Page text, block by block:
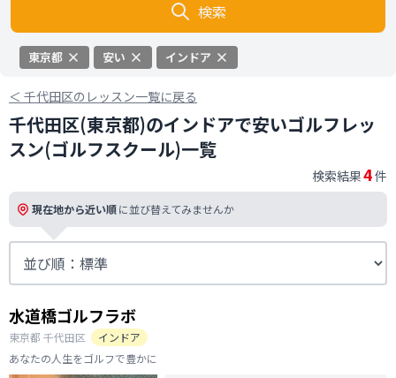
検索
東京都 安い インドア
＜ 千代田区のレッスン一覧に戻る
千代田区(東京都)のインドアで安いゴルフレッ
スン(ゴルフスクール)一覧
検索結果4件
現在地から近い順に並び替えてみませんか
水道橋ゴルフラボ
東京都 千代田区
インドア
あなたの人生をゴルフで豊かに